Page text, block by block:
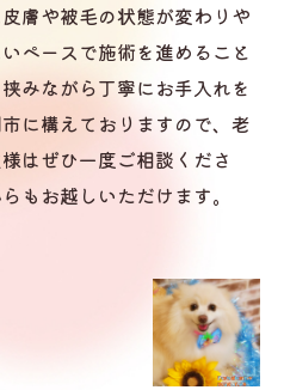
膚や被毛の状態が変わりや
ペースで施術を進めること
みながら丁寧にお手入れを
に構えておりますので、老
はぜひ一度ご相談くださ
もお越しいただけます。